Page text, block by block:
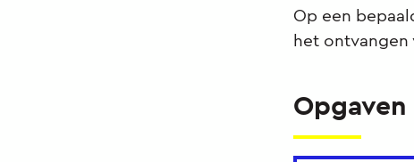
Op een
het ontvangen
Opgaven